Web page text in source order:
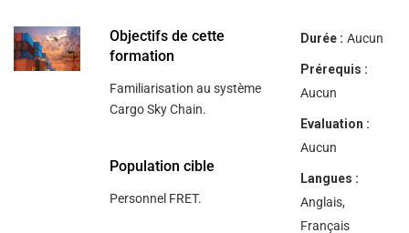
navigate
and
interact
Objectifs de cette
formation
Familiarisation au système
Cargo Sky Chain.
Population cible
Personnel FRET.
Durée : Aucun
Prérequis :
Aucun
Evaluation :
Aucun
Langues :
Anglais,
Français